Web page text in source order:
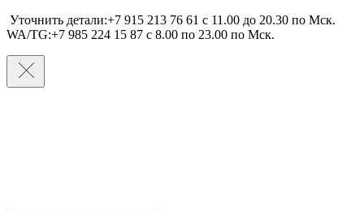
Уточнить детали:+7 915 213 76 61 c 11.00 до 20.30 по Мcк.
WA/TG:+7 985 224 15 87 c 8.00 по 23.00 по Мcк.